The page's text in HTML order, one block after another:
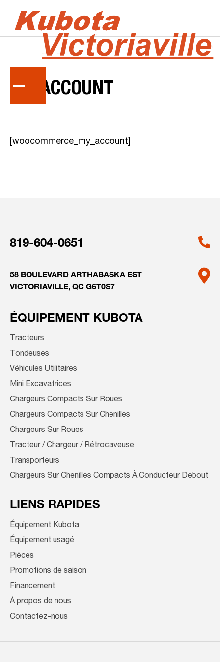
MY ACCOUNT
[woocommerce_my_account]
819-604-0651
58 BOULEVARD ARTHABASKA EST
VICTORIAVILLE, QC G6T0S7
ÉQUIPEMENT KUBOTA
Tracteurs
Tondeuses
Véhicules Utilitaires
Mini Excavatrices
Chargeurs Compacts Sur Roues
Chargeurs Compacts Sur Chenilles
Chargeurs Sur Roues
Tracteur / Chargeur / Rétrocaveuse
Transporteurs
Chargeurs Sur Chenilles Compacts À Conducteur Debout
LIENS RAPIDES
Équipement Kubota
Équipement usagé
Pièces
Promotions de saison
Financement
À propos de nous
Contactez-nous